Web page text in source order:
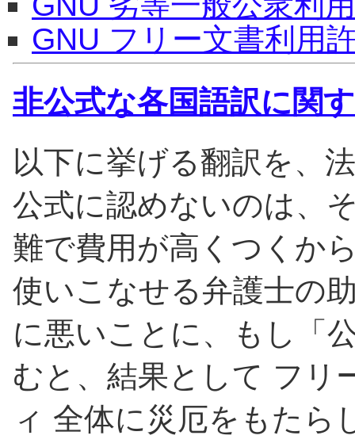
GNU フリー文書利用
非公式な各国語訳に関
以下に挙げる翻訳を、
公式に認めないのは、
難で費用が高くつくか
使いこなせる弁護士の
に悪いことに、もし「
むと、結果として フリ
ィ 全体に災厄をもたら